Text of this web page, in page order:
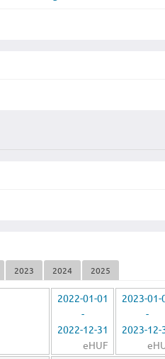
2023 2024 2025
2022-01-01
-
2022-12-31
eHUF
2023-01-
-
2023-12-